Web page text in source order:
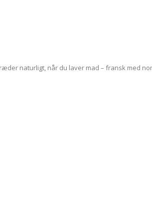
naturligt, når du laver mad – fransk med